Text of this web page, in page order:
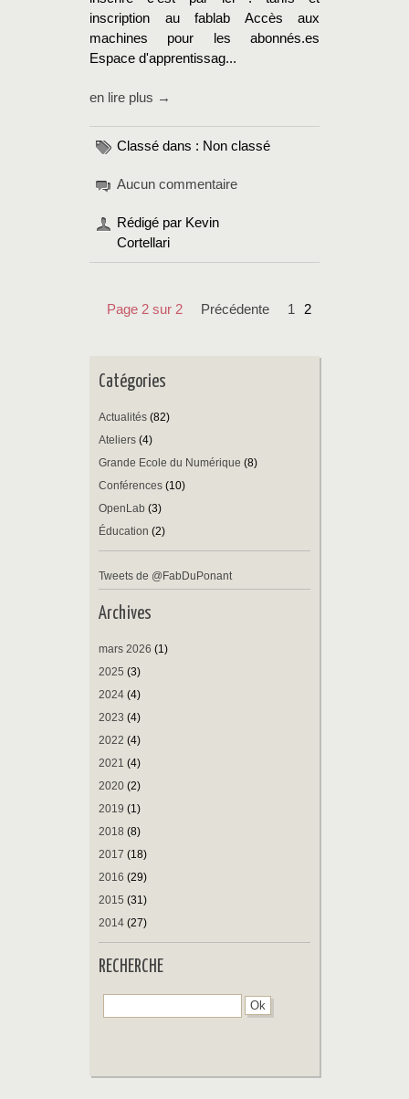
inscription au fablab Accès aux
machines pour les abonnés.es
Espace d'apprentissag...
en lire plus →
Classé dans : Non classé
Aucun commentaire
Rédigé par Kevin
Cortellari
Page 2 sur 2 précédente 1 2
Catégories
Actualités (82)
Ateliers (4)
Grande Ecole du Numérique (8)
Conférences (10)
OpenLab (3)
Éducation (2)
Tweets de @FabDuPonant
Archives
mars 2026 (1)
2025 (3)
2024 (4)
2023 (4)
2022 (4)
2021 (4)
2020 (2)
2019 (1)
2018 (8)
2017 (18)
2016 (29)
2015 (31)
2014 (27)
RECHERCHE